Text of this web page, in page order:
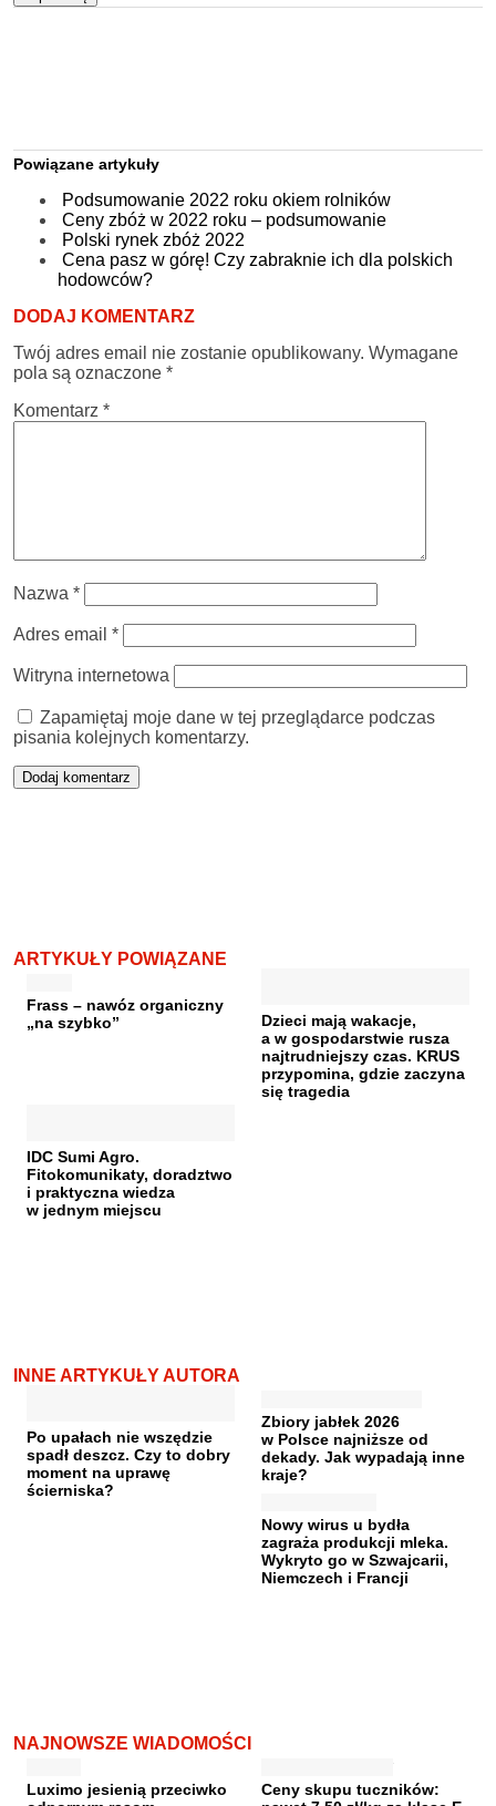
Powiązane artykuły
Podsumowanie 2022 roku okiem rolników
Ceny zbóż w 2022 roku – podsumowanie
Polski rynek zbóż 2022
Cena pasz w górę! Czy zabraknie ich dla polskich
hodowców?
DODAJ KOMENTARZ
Twój adres email nie zostanie opublikowany. Wymagane
pola są oznaczone *
Komentarz *
Nazwa *
Adres email *
Witryna internetowa
Zapamiętaj moje dane w tej przeglądarce podczas
pisania kolejnych komentarzy.
ARTYKUŁY POWIĄZANE
Frass – nawóz organiczny
„na szybko”
Dzieci mają wakacje,
a w gospodarstwie rusza
najtrudniejszy czas. KRUS
przypomina, gdzie zaczyna
się tragedia
IDC Sumi Agro.
Fitokomunikaty, doradztwo
i praktyczna wiedza
w jednym miejscu
INNE ARTYKUŁY AUTORA
Po upałach nie wszędzie
spadł deszcz. Czy to dobry
moment na uprawę
ścierniska?
Zbiory jabłek 2026
w Polsce najniższe od
dekady. Jak wypadają inne
kraje?
Nowy wirus u bydła
zagraża produkcji mleka.
Wykryto go w Szwajcarii,
Niemczech i Francji
NAJNOWSZE WIADOMOŚCI
Luximo jesienią przeciwko
Ceny skupu tuczników: